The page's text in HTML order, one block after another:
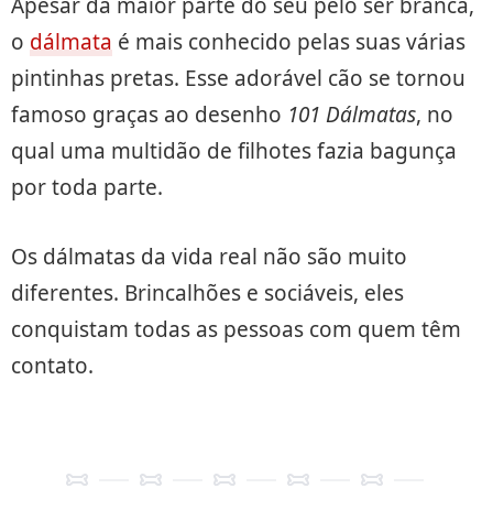
Apesar da maior parte do seu pelo ser branca,
o dálmata é mais conhecido pelas suas várias
pintinhas pretas. Esse adorável cão se tornou
famoso graças ao desenho 101 Dálmatas, no
qual uma multidão de filhotes fazia bagunça
por toda parte.
Os dálmatas da vida real não são muito
diferentes. Brincalhões e sociáveis, eles
conquistam todas as pessoas com quem têm
contato.